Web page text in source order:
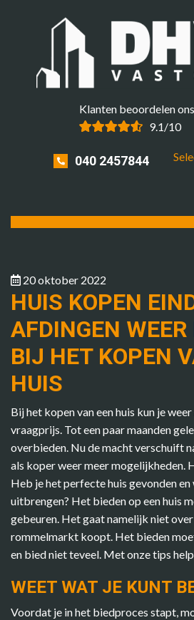
Klanten beoordelen
9.1/10
040 2457844
20 oktober 2022
HUIS KOPEN
AFDINGEN
BIJ HET KOPEN
HUIS
Bij het kopen van een huis kun je
vraagprijs. Tot een paar maanden
overbieden. Nu de macht verschuift
als koper weer meer mogelijkheden.
Heb je het perfecte huis gevonden en
uitbrengen? Het bieden op een huis
gebeuren. Het gaat namelijk niet
rommelmarkt koopt. Het bieden
en bied niet teveel. Met onze tips
WEET WAT JE KUNT
Voordat je in het biedproces stapt,